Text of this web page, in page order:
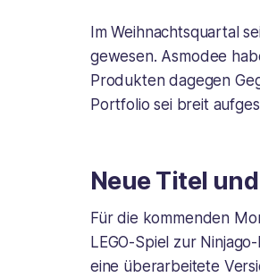
Im Weihnachtsquartal
gewesen. Asmodee
Produkten dagegen
Portfolio sei breit
Neue Titel
Für die kommenden
LEGO-Spiel zur
eine überarbeitete